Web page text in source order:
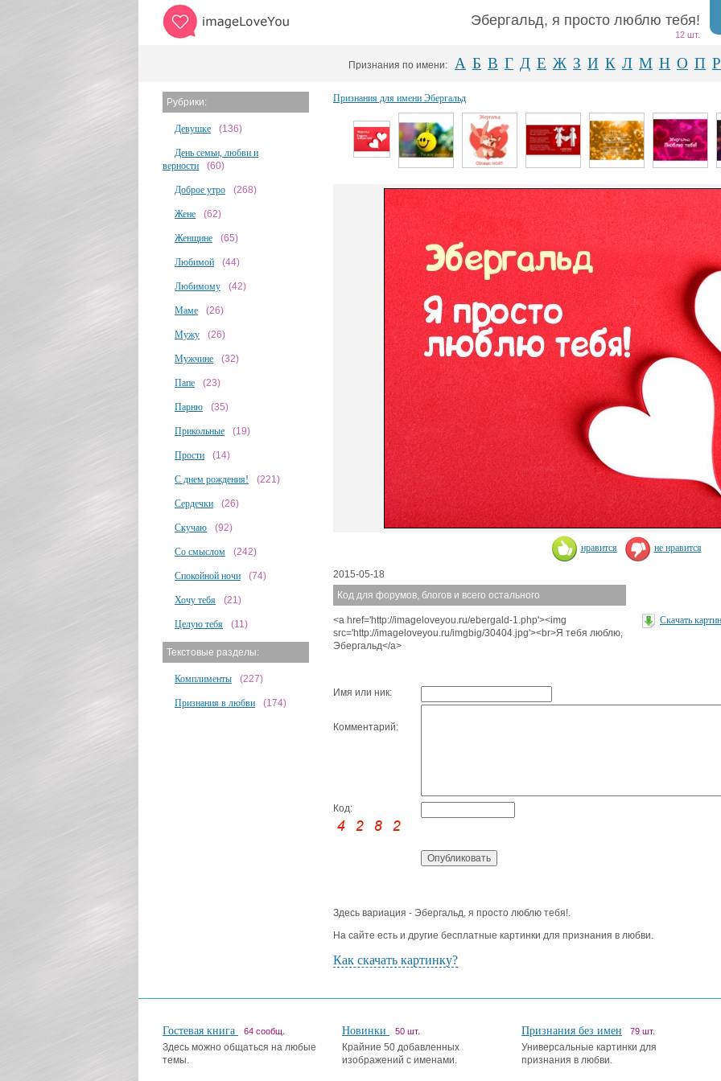
Эбергальд, я просто люблю тебя!
12 шт.
Признания по имени: А Б В Г Д Е Ж З И К Л М Н О П Р
Рубрики:
Девушке (136)
День семьи, любви и
верности
(60)
Доброе утро (268)
Жене (62)
Женщине (65)
Любимой (44)
Любимому (42)
Маме (26)
Мужу (26)
Мужчине (32)
Папе (23)
Парню (35)
Прикольные (19)
Прости (14)
С днем рождения! (221)
Сердечки (26)
Скучаю (92)
Со смыслом (242)
Спокойной ночи (74)
Хочу тебя (21)
Целую тебя (11)
Текстовые разделы:
Комплименты (227)
Признания в любви (174)
Признания для имени Эбергальд
нравится не нравится
2015-05-18
Код для форумов, блогов и всего остального
<a href='http://imageloveyou.ru/ebergald-1.php'><img
src='http://imageloveyou.ru/imgbig/30404.jpg'><br>Я тебя люблю,
Эбергальд</a>
Скачать
Имя или ник:
Комментарий:
Код:
Здесь вариация - Эбергальд, я просто люблю тебя!.
На сайте есть и другие бесплатные картинки для признания в любви.
Как скачать картинку?
Гостевая книга 64 сообщ.
Здесь можно общаться на любые
темы.
Новинки 50 шт.
Крайние 50 добавленных
изображений с именами.
Признания без имен 79 шт.
Универсальные картинки для
признания в любви.